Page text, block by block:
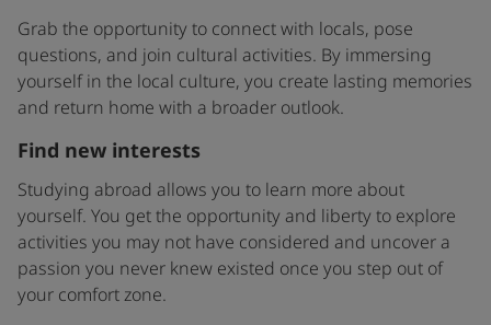
Grab the opportunity to connect with locals, pose
questions, and join cultural activities. By immersing
yourself in the local culture, you create lasting memories
and return home with a broader outlook.
Find new interests
Studying abroad allows you to learn more about
yourself. You get the opportunity and liberty to explore
activities you may not have considered and uncover a
passion you never knew existed once you step out of
your comfort zone.